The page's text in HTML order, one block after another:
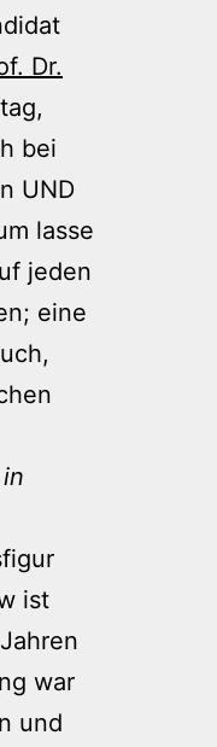
Dr.
bei
UND
lasse
jeden
eine
ist
war
und